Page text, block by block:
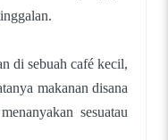
di sebuah café kecil,
makanan disana
sesuatau